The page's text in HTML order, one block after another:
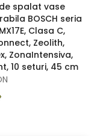
spalat vase
BOSCH seria
Clasa C,
Zeolith,
ZonaIntensiva,
10 seturi, 45 cm